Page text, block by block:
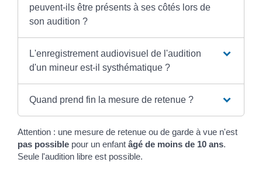
peuvent-ils être présents à ses côtés lors de
son audition ?
L'enregistrement audiovisuel de l'audition
d'un mineur est-il systhématique ?
Quand prend fin la mesure de retenue ?
Attention : une mesure de retenue ou de garde à vue n'est
pas possible pour un enfant âgé de moins de 10 ans.
Seule l'audition libre est possible.